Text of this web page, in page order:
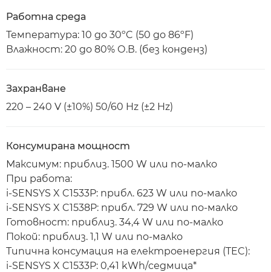
Работна среда
Температура: 10 до 30ºC (50 до 86ºF)
Влажност: 20 до 80% О.В. (без конденз)
Захранване
220 – 240 V (±10%) 50/60 Hz (±2 Hz)
Консумирана мощност
Максимум: приблиз. 1500 W или по-малко
При работа:
i-SENSYS X C1533P: прибл. 623 W или по-малко
i-SENSYS X C1538P: прибл. 729 W или по-малко
Готовност: приблиз. 34,4 W или по-малко
Покой: приблиз. 1,1 W или по-малко
Типична консумация на електроенергия (TEC):
i-SENSYS X C1533P: 0,41 kWh/седмица*